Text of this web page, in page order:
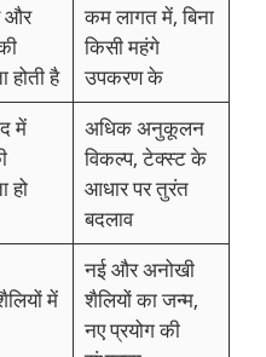
और
है
कम लागत में, बिना
किसी महंगे
उपकरण के
में
हो
अधिक अनुकूलन
विकल्प, टेक्स्ट के
आधार पर तुरंत
बदलाव
में
नई और अनोखी
शैलियों का जन्म,
नए प्रयोग की